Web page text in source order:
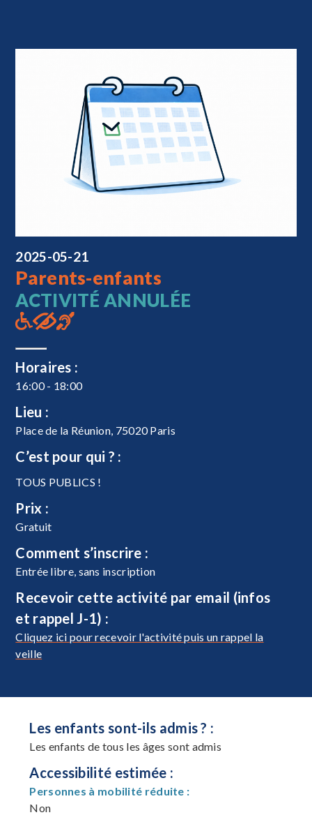
2025-05-21
Parents-enfants
ACTIVITÉ ANNULÉE
Horaires :
16:00 - 18:00
Lieu :
Place de la Réunion, 75020 Paris
C’est pour qui ? :
TOUS PUBLICS !
Prix :
Gratuit
Comment s’inscrire :
Entrée libre, sans inscription
Recevoir cette activité par email (infos
et rappel J-1) :
Cliquez ici pour recevoir l'activité puis un rappel la
veille
Les enfants sont-ils admis ? :
Les enfants de tous les âges sont admis
Accessibilité estimée :
Personnes à mobilité réduite :
Non